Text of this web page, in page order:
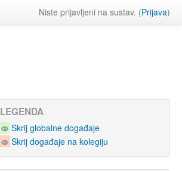
Niste prijavljeni na sustav. (Prijava)
LEGENDA
Skrij globalne događaje
Skrij događaje na kolegiju